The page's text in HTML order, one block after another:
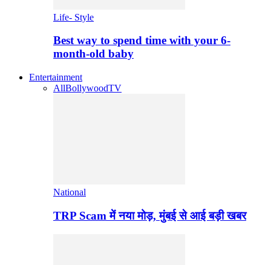
Life- Style
Best way to spend time with your 6-
month-old baby
Entertainment
AllBollywoodTV
National
TRP Scam में नया मोड़, मुंबई से आई बड़ी खबर